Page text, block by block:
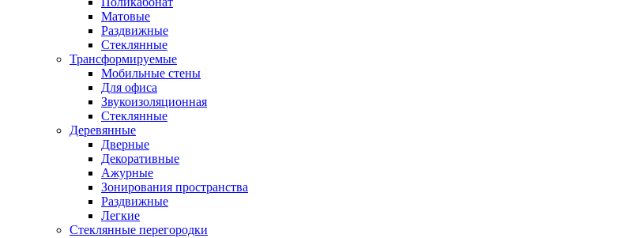
Матовые
Раздвижные
Стеклянные
Трансформируемые
Мобильные стены
Для офиса
Звукоизоляционная
Стеклянные
Деревянные
Дверные
Декоративные
Ажурные
Зонирования пространства
Раздвижные
Легкие
Стеклянные перегородки